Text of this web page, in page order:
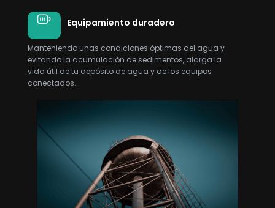
Equipamiento duradero
Manteniendo unas condiciones óptimas del agua y
evitando la acumulación de sedimentos, alarga la
vida útil de tu depósito de agua y de los equipos
conectados.